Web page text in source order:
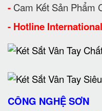
- Cam Kết Sản Phẩm
- Hotline
CÔNG NGHỆ SƠN